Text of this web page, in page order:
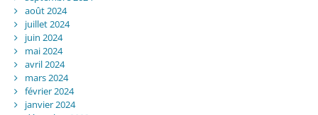
août 2024
juillet 2024
juin 2024
mai 2024
avril 2024
mars 2024
février 2024
janvier 2024